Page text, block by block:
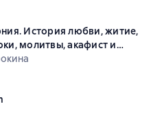
История любви, житие,
молитвы, акафист и
рейтинг 0 на основе 0 оценок